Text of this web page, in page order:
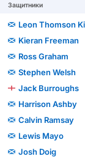
Защитники
Leon Thomson
Kieran Freeman
Ross Graham
Stephen Welsh
Jack Burroughs
Harrison Ashby
Calvin Ramsay
Lewis Mayo
Josh Doig